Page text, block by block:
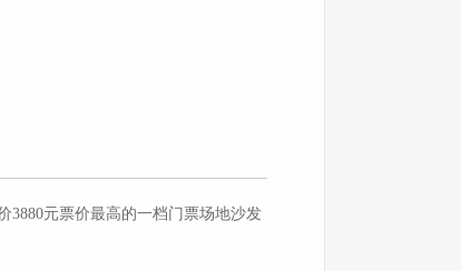
元票价最高的一档门票场地沙发